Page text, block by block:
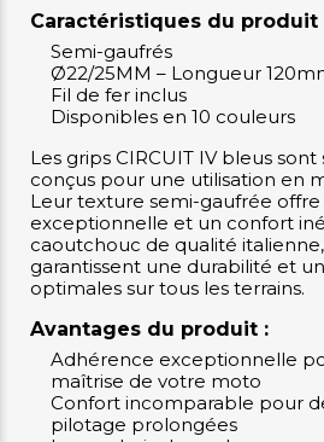
Caractéristiques du produit
Semi-gaufrés
Ø22/25MM – Longueur
Fil de fer inclus
Disponibles en 10 couleurs
Les grips CIRCUIT IV bleus
conçus pour une utilisation en
Leur texture semi-gaufrée
exceptionnelle et un confort
caoutchouc de qualité
garantissent une durabilité et
optimales sur tous les terrains.
Avantages du produit :
Adhérence exceptionnelle
maîtrise de votre moto
Confort incomparable pour
pilotage prolongées